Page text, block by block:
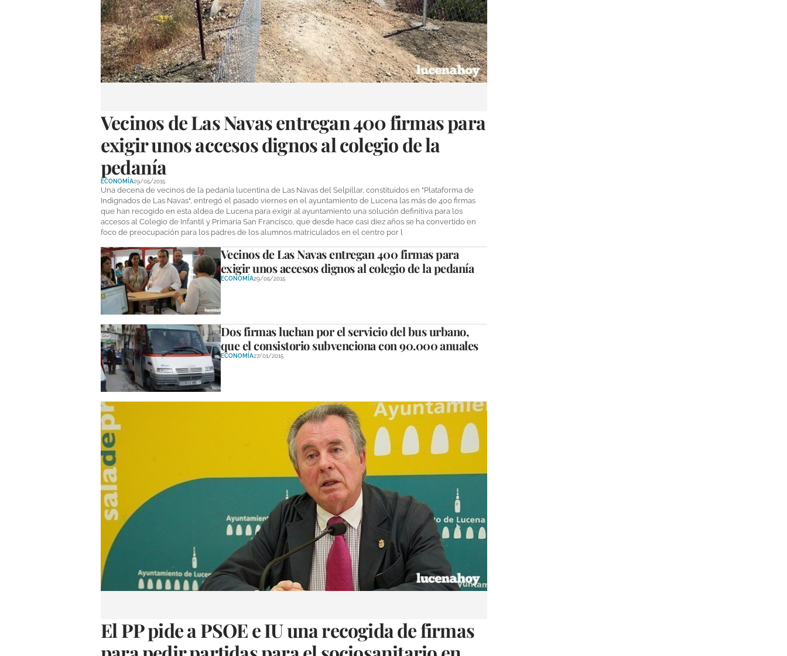
Vecinos de Las Navas entregan 400 firmas para
exigir unos accesos dignos al colegio de la
pedanía
ECONOMÍA29/05/2015
Una decena de vecinos de la pedanía lucentina de Las Navas del Selpillar, constituidos en "Plataforma de
Indignados de Las Navas", entregó el pasado viernes en el ayuntamiento de Lucena las más de 400 firmas
que han recogido en esta aldea de Lucena para exigir al ayuntamiento una solución definitiva para los
accesos al Colegio de Infantil y Primaria San Francisco, que desde hace casi diez años se ha convertido en
foco de preocupación para los padres de los alumnos matriculados en el centro por l
Vecinos de Las Navas entregan 400 firmas para
exigir unos accesos dignos al colegio de la pedanía
ECONOMÍA29/05/2015
Dos firmas luchan por el servicio del bus urbano,
que el consistorio subvenciona con 90.000 anuales
ECONOMÍA27/01/2015
El PP pide a PSOE e IU una recogida de firmas